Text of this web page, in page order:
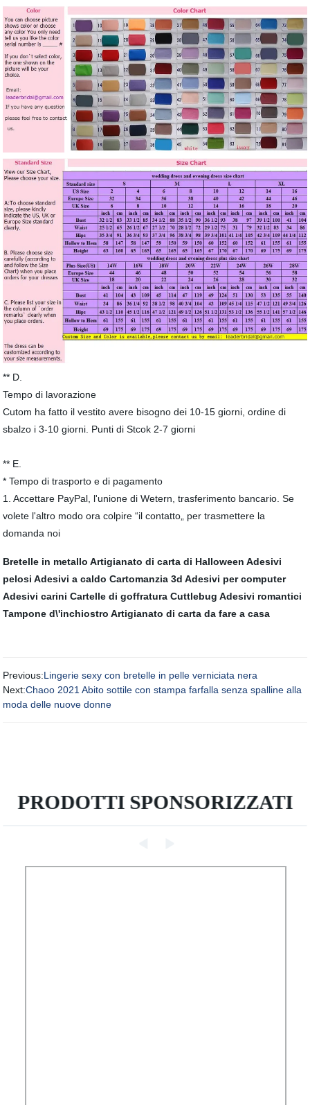
** D.
Tempo di lavorazione
Cutom ha fatto il vestito avere bisogno dei 10-15 giorni, ordine di
sbalzo i 3-10 giorni. Punti di Stcok 2-7 giorni
** E.
* Tempo di trasporto e di pagamento
1. Accettare PayPal, l'unione di Wetern, trasferimento bancario. Se
volete l'altro modo ora colpire “il contatto„ per trasmettere la
domanda noi
Bretelle in metallo Artigianato di carta di Halloween Adesivi
pelosi Adesivi a caldo Cartomanzia 3d Adesivi per computer
Adesivi carini Cartelle di goffratura Cuttlebug Adesivi romantici
Tampone d\'inchiostro Artigianato di carta da fare a casa
Previous:Lingerie sexy con bretelle in pelle verniciata nera
Next:Chaoo 2021 Abito sottile con stampa farfalla senza spalline alla
moda delle nuove donne
PRODOTTI SPONSORIZZATI